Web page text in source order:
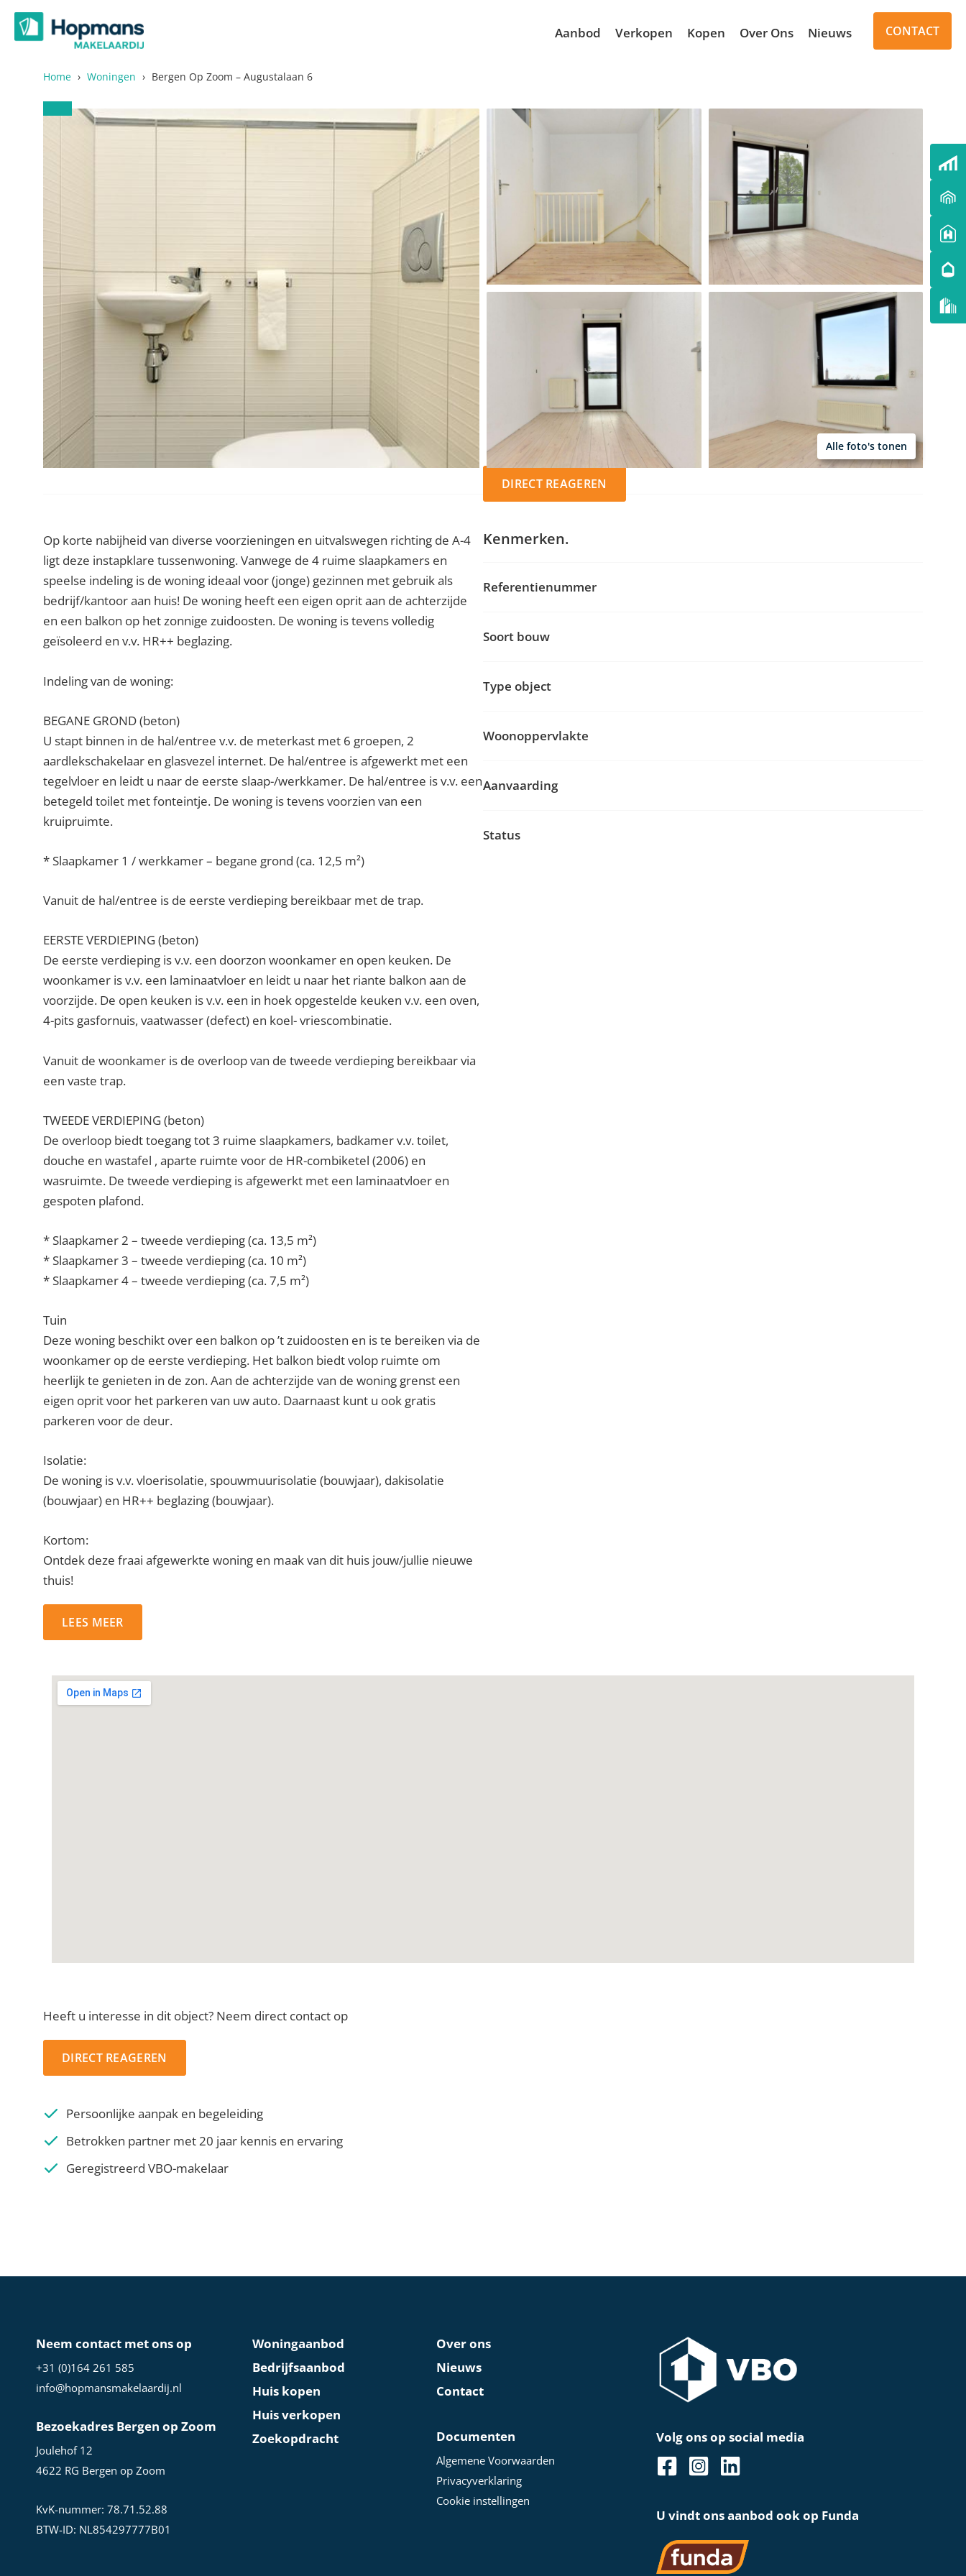
naar
Aanbod Verkopen Kopen Over Ons Nieuws CONTACT
Home › Woningen › Bergen Op Zoom – Augustalaan 6
DIRECT REAGEREN
Op korte nabijheid van diverse voorzieningen en uitvalswegen richting de A-4
ligt deze instapklare tussenwoning. Vanwege de 4 ruime slaapkamers en
speelse indeling is de woning ideaal voor (jonge) gezinnen met gebruik als
bedrijf/kantoor aan huis! De woning heeft een eigen oprit aan de achterzijde
en een balkon op het zonnige zuidoosten. De woning is tevens volledig
geïsoleerd en v.v. HR++ beglazing.
Indeling van de woning:
BEGANE GROND (beton)
U stapt binnen in de hal/entree v.v. de meterkast met 6 groepen, 2
aardlekschakelaar en glasvezel internet. De hal/entree is afgewerkt met een
tegelvloer en leidt u naar de eerste slaap-/werkkamer. De hal/entree is v.v. een
betegeld toilet met fonteintje. De woning is tevens voorzien van een
kruipruimte.
* Slaapkamer 1 / werkkamer – begane grond (ca. 12,5 m²)
Vanuit de hal/entree is de eerste verdieping bereikbaar met de trap.
EERSTE VERDIEPING (beton)
De eerste verdieping is v.v. een doorzon woonkamer en open keuken. De
woonkamer is v.v. een laminaatvloer en leidt u naar het riante balkon aan de
voorzijde. De open keuken is v.v. een in hoek opgestelde keuken v.v. een oven,
4-pits gasfornuis, vaatwasser (defect) en koel- vriescombinatie.
Vanuit de woonkamer is de overloop van de tweede verdieping bereikbaar via
een vaste trap.
TWEEDE VERDIEPING (beton)
De overloop biedt toegang tot 3 ruime slaapkamers, badkamer v.v. toilet,
douche en wastafel , aparte ruimte voor de HR-combiketel (2006) en
wasruimte. De tweede verdieping is afgewerkt met een laminaatvloer en
gespoten plafond.
* Slaapkamer 2 – tweede verdieping (ca. 13,5 m²)
* Slaapkamer 3 – tweede verdieping (ca. 10 m²)
* Slaapkamer 4 – tweede verdieping (ca. 7,5 m²)
Tuin
Deze woning beschikt over een balkon op ’t zuidoosten en is te bereiken via de
woonkamer op de eerste verdieping. Het balkon biedt volop ruimte om
heerlijk te genieten in de zon. Aan de achterzijde van de woning grenst een
eigen oprit voor het parkeren van uw auto. Daarnaast kunt u ook gratis
parkeren voor de deur.
Isolatie:
De woning is v.v. vloerisolatie, spouwmuurisolatie (bouwjaar), dakisolatie
(bouwjaar) en HR++ beglazing (bouwjaar).
Kortom:
Ontdek deze fraai afgewerkte woning en maak van dit huis jouw/jullie nieuwe
thuis!
LEES MEER
Kenmerken.
Referentienummer
Soort bouw
Type object
Woonoppervlakte
Aanvaarding
Status
Heeft u interesse in dit object? Neem direct contact op
DIRECT REAGEREN
Persoonlijke aanpak en begeleiding
Betrokken partner met 20 jaar kennis en ervaring
Geregistreerd VBO-makelaar
Neem contact met ons op
+31 (0)164 261 585
info@hopmansmakelaardij.nl
Bezoekadres Bergen op Zoom
Joulehof 12
4622 RG Bergen op Zoom
KvK-nummer: 78.71.52.88
BTW-ID: NL854297777B01
Woningaanbod
Bedrijfsaanbod
Huis kopen
Huis verkopen
Zoekopdracht
Over ons
Nieuws
Contact
Documenten
Algemene Voorwaarden
Privacyverklaring
Cookie instellingen
Volg ons op social media
U vindt ons aanbod ook op Funda